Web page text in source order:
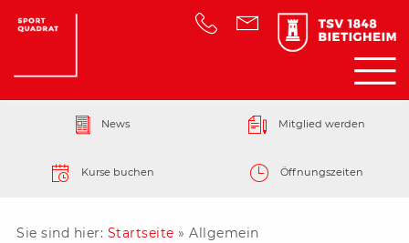
News Mitglied werden
Kurse buchen Öffnungszeiten
Sie sind hier: Startseite » Allgemein